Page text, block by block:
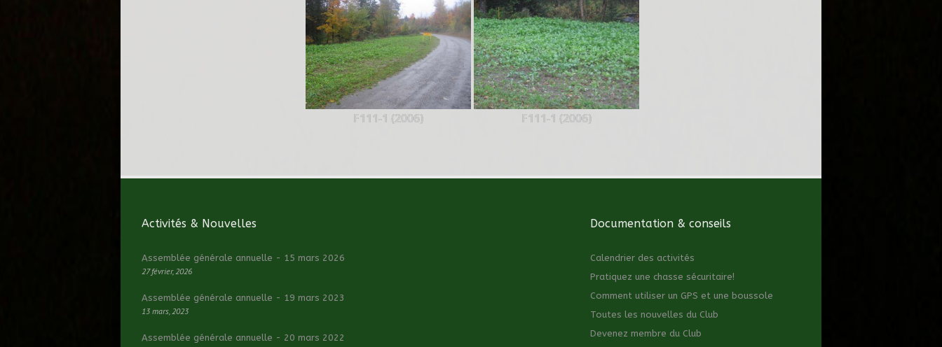
F111-1 (2006) F111-1 (2006)
Activités & Nouvelles
Assemblée générale annuelle - 15 mars 2026
27 février, 2026
Assemblée générale annuelle - 19 mars 2023
13 mars, 2023
Assemblée générale annuelle - 20 mars 2022
Documentation & conseils
Calendrier des activités
Pratiquez une chasse sécuritaire!
Comment utiliser un GPS et une boussole
Toutes les nouvelles du Club
Devenez membre du Club